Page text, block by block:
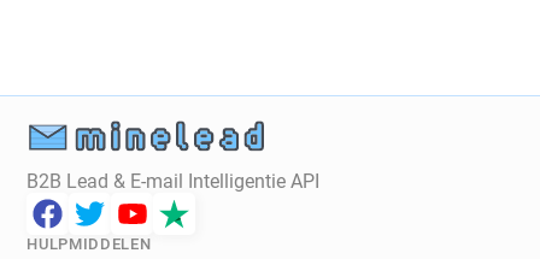
B2B Lead & E-mail Intelligentie API
HULPMIDDELEN